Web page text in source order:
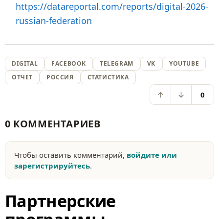
https://datareportal.com/reports/digital-2026-
russian-federation
DIGITAL FACEBOOK TELEGRAM VK
YOUTUBE
ОТЧЕТ
РОССИЯ СТАТИСТИКА
0
0 КОММЕНТАРИЕВ
Чтобы оставить комментарий, войдите или
зарегистрируйтесь.
Партнерские